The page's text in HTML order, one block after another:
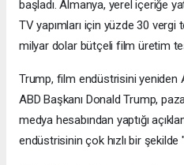
başladı. Almanya, yerel içeriğe
TV yapımları için yüzde 30
milyar dolar bütçeli film üretim
Trump, film endüstrisini yeniden
ABD Başkanı Donald Trump,
medya hesabından yaptığı
endüstrisinin çok hızlı bir